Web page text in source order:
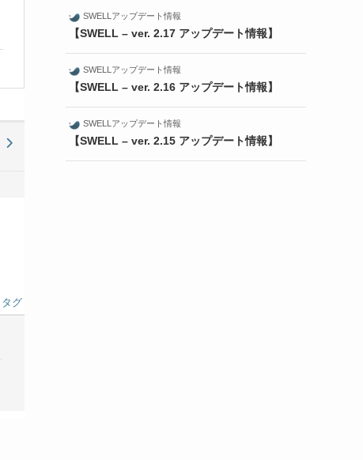
タグ
SWELLアップデート情報
【SWELL – ver. 2.17 アップデート情報】
SWELLアップデート情報
【SWELL – ver. 2.16 アップデート情報】
SWELLアップデート情報
【SWELL – ver. 2.15 アップデート情報】